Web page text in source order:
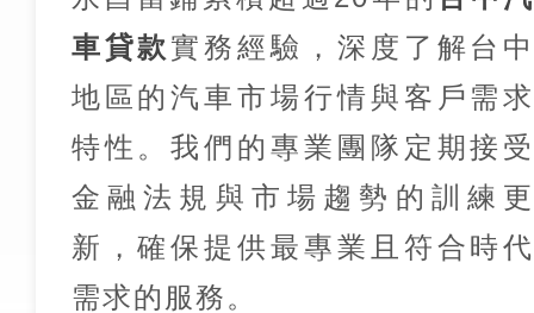
車貸款 實務經驗，深度了解台中
地區的汽車市場行情與客戶需求
特性。我們的專業團隊定期接受
金融法規與市場趨勢的訓練更
新，確保提供最專業且符合時代
需求的服務。